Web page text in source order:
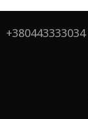
+380443333034